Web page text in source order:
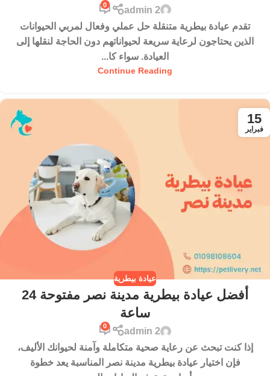
admin 2
0
تقدم عيادة بيطرية متنقلة حل عملي وفعال لمربي الحيوانات
الذين يحتاجون لرعاية سريعة لحيواناتهم دون الحاجة لنقلها إلى
العيادة. سواء كا...
Continue Reading
15
فبراير
عيادة بيطرية
أفضل عيادة بيطرية مدينة نصر مفتوحة 24
ساعة
admin 2
0
إذا كنت تبحث عن رعاية صحية متكاملة وآمنة لحيوانك الأليف،
فإن اختيار عيادة بيطرية مدينة نصر المناسبة يعد خطوة